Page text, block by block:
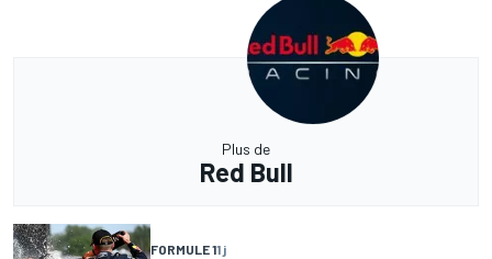
Plus de
Red Bull
FORMULE 11 j